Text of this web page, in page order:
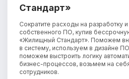
Стандарт»
Сократите расходы на разработку
собственного ПО, купив
«Жилищный Стандарт». Поможем
в систему, используем в дизайне
поможем выстроить логику
бизнес-процессов, возьмем на
сотрудников.